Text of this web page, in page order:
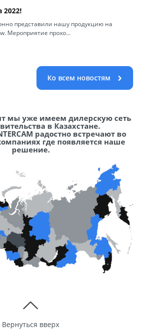
2022!
представили нашу продукцию на
Мероприятие прохо...
Ко всем новостям
мы уже имеем дилерскую сеть
в Казахстане.
радостно встречают во
где появляется наше
решение.
Вернуться вверх